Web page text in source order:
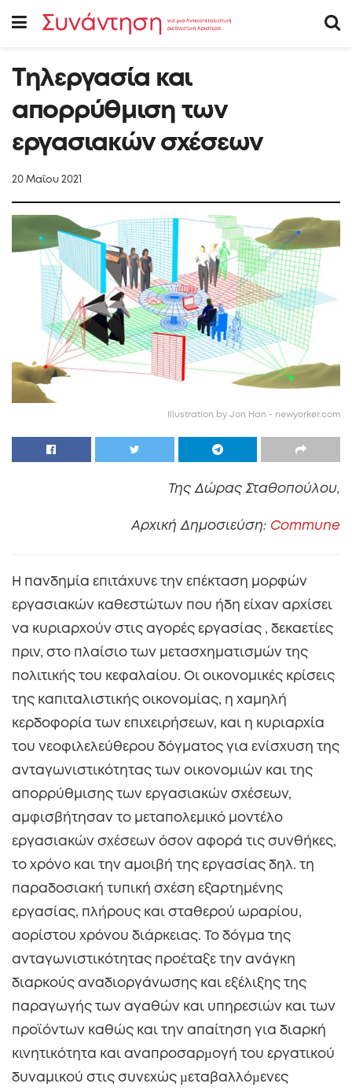
Τηλεργασία και
απορρύθμιση των
εργασιακών σχέσεων
20 Μαΐου 2021
Illustration by Jon Han - newyorker.com
Της Δώρας Σταθοπούλου,
Αρχική Δημοσιεύση: Commune
Η πανδημία επιτάχυνε την επέκταση μορφών
εργασιακών καθεστώτων που ήδη είχαν αρχίσει
να κυριαρχούν στις αγορές εργασίας , δεκαετίες
πριν, στο πλαίσιο των μετασχηματισμών της
πολιτικής του κεφαλαίου. Οι οικονομικές κρίσεις
της καπιταλιστικής οικονομίας, η χαμηλή
κερδοφορία των επιχειρήσεων, και η κυριαρχία
του νεοφιλελεύθερου δόγματος για ενίσχυση της
ανταγωνιστικότητας των οικονομιών και της
απορρύθμισης των εργασιακών σχέσεων,
αμφισβήτησαν το μεταπολεμικό μοντέλο
εργασιακών σχέσεων όσον αφορά τις συνθήκες,
το χρόνο και την αμοιβή της εργασίας δηλ. τη
παραδοσιακή τυπική σχέση εξαρτημένης
εργασίας, πλήρους και σταθερού ωραρίου,
αορίστου χρόνου διάρκειας. Το δόγμα της
ανταγωνιστικότητας προέταξε την ανάγκη
διαρκούς αναδιοργάνωσης και εξέλιξης της
παραγωγής των αγαθών και υπηρεσιών και των
προϊόντων καθώς και την απαίτηση για διαρκή
κινητικότητα και αναπροσαρµογή του εργατικού
δυναμικού στις συνεχώς µεταβαλλόµενες